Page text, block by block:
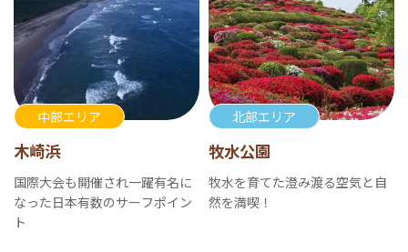
中部エリア
木崎浜
国際大会も開催され一躍有名に
なった日本有数のサーフポイン
ト
北部エリア
牧水公園
牧水を育てた澄み渡る空気と自
然を満喫！